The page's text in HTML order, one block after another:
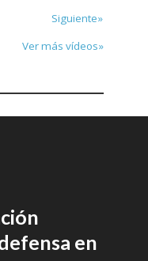
Siguiente»
Ver más vídeos»
en